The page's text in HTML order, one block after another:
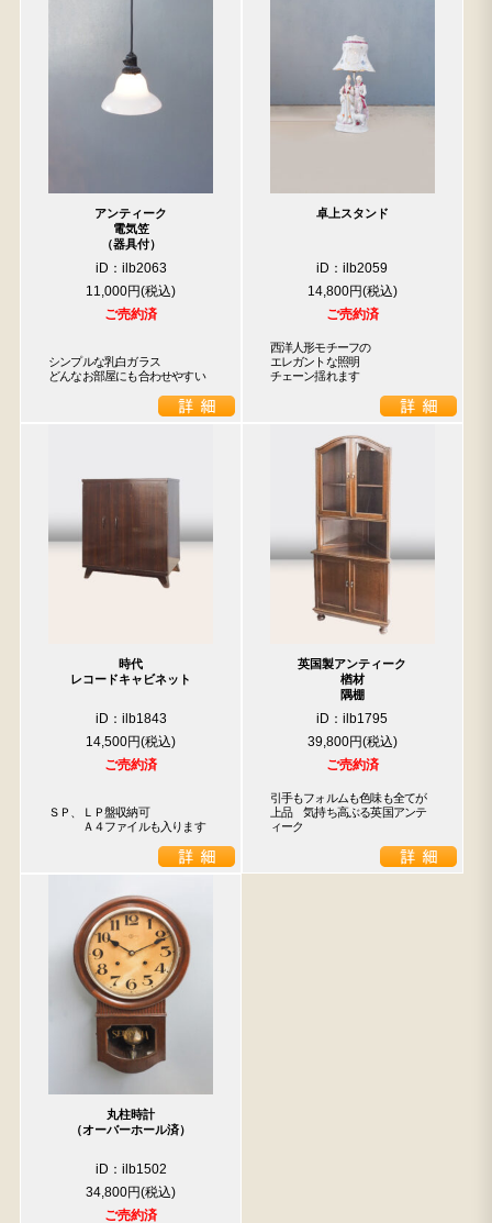
アンティーク
電気笠
（器具付）
iD：ilb2063
11,000円
ご売約済
シンプルな乳白ガラス
どんなお部屋にも合わせやすい
卓上スタンド
iD：ilb2059
14,800円
ご売約済
西洋人形モチーフの
エレガントな照明
チェーン揺れます
時代
レコードキャビネット
iD：ilb1843
14,500円
ご売約済
ＳＰ、ＬＰ盤収納可
Ａ４ファイルも入ります
英国製アンティーク
楢材
隅棚
iD：ilb1795
39,800円
ご売約済
引手もフォルムも色味も全てが
上品　気持ち高ぶる英国アンテ
ィーク
丸柱時計
（オーバーホール済）
iD：ilb1502
34,800円
ご売約済